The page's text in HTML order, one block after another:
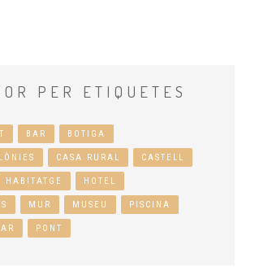
PER ETIQUETES
BAR BOTIGA
CASA RURAL CASTELL
HABITATGE HOTEL
MUR MUSEU PISCINA
PONT